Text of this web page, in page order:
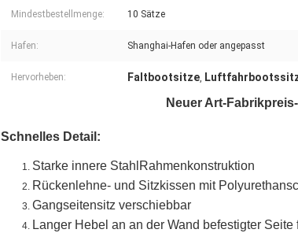
Mindestbestellmenge: 10 Sätze
Hafen: Shanghai-Hafen oder angepasst
Hervorheben: Faltbootsitze,
Neuer Art-
Schnelles Detail:
Starke innere StahlRahmenkonstruktion
Rückenlehne- und Sitzkissen mit
Gangseitensitz verschiebbar
Langer Hebel an an der Wand befestigter